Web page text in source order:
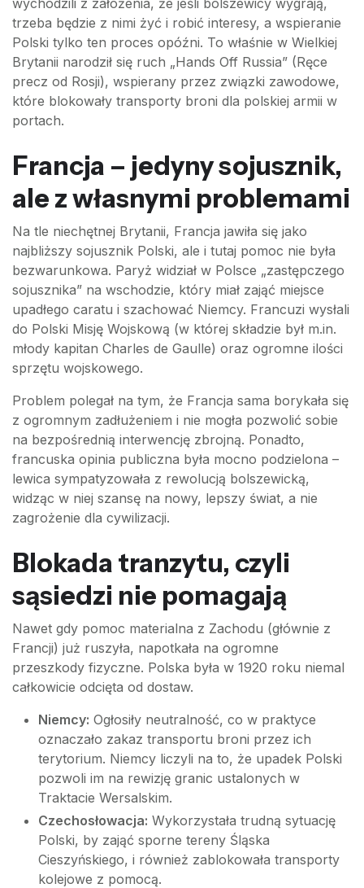
trzeba będzie z nimi żyć i robić interesy, a wspieranie
Polski tylko ten proces opóźni. To właśnie w Wielkiej
Brytanii narodził się ruch „Hands Off Russia” (Ręce
precz od Rosji), wspierany przez związki zawodowe,
które blokowały transporty broni dla polskiej armii w
portach.
Francja – jedyny sojusznik,
ale z własnymi problemami
Na tle niechętnej Brytanii, Francja jawiła się jako
najbliższy sojusznik Polski, ale i tutaj pomoc nie była
bezwarunkowa. Paryż widział w Polsce „zastępczego
sojusznika” na wschodzie, który miał zająć miejsce
upadłego caratu i szachować Niemcy. Francuzi wysłali
do Polski Misję Wojskową (w której składzie był m.in.
młody kapitan Charles de Gaulle) oraz ogromne ilości
sprzętu wojskowego.
Problem polegał na tym, że Francja sama borykała się
z ogromnym zadłużeniem i nie mogła pozwolić sobie
na bezpośrednią interwencję zbrojną. Ponadto,
francuska opinia publiczna była mocno podzielona –
lewica sympatyzowała z rewolucją bolszewicką,
widząc w niej szansę na nowy, lepszy świat, a nie
zagrożenie dla cywilizacji.
Blokada tranzytu, czyli
sąsiedzi nie pomagają
Nawet gdy pomoc materialna z Zachodu (głównie z
Francji) już ruszyła, napotkała na ogromne
przeszkody fizyczne. Polska była w 1920 roku niemal
całkowicie odcięta od dostaw.
Niemcy: Ogłosiły neutralność, co w praktyce
oznaczało zakaz transportu broni przez ich
terytorium. Niemcy liczyli na to, że upadek Polski
pozwoli im na rewizję granic ustalonych w
Traktacie Wersalskim.
Czechosłowacja: Wykorzystała trudną sytuację
Polski, by zająć sporne tereny Śląska
Cieszyńskiego, i również zablokowała transporty
kolejowe z pomocą.